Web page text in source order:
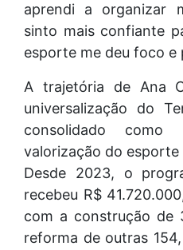
aprendi a organizar
sinto mais confiante
esporte me deu foco e
A trajetória de Ana
universalização do
consolidado
valorização do esporte
Desde 2023, o
recebeu R$
com a construção de
reforma de outras